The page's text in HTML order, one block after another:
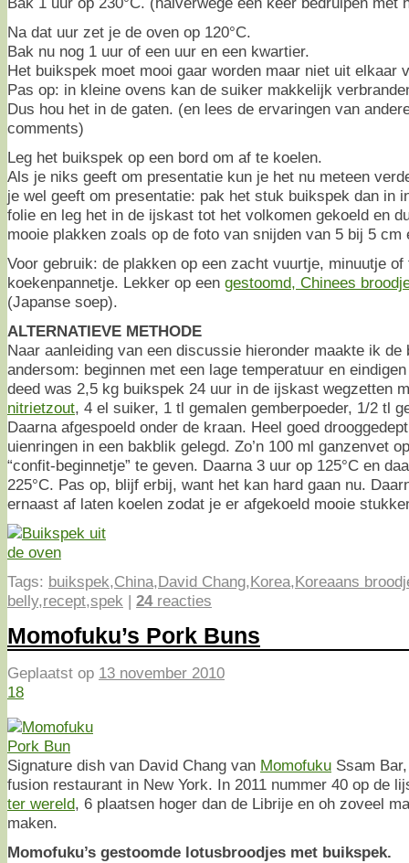
Na dat uur zet je de oven op 120°C.
Bak nu nog 1 uur of een uur en een kwartier.
Het buikspek moet mooi gaar worden maar niet uit elkaar
Pas op: in kleine ovens kan de suiker makkelijk
Dus hou het in de gaten. (en lees de ervaringen van
comments)
Leg het buikspek op een bord om af te koelen.
Als je niks geeft om presentatie kun je het nu meteen
je wel geeft om presentatie: pak het stuk buikspek dan in
folie en leg het in de ijskast tot het volkomen gekoeld en
mooie plakken zoals op de foto van snijden van 5 bij 5
Voor gebruik: de plakken op een zacht vuurtje, minuutje of
koekenpannetje. Lekker op een gestoomd, Chinees
(Japanse soep).
ALTERNATIEVE METHODE
Naar aanleiding van een discussie hieronder maakte ik de
andersom: beginnen met een lage temperatuur en
deed was 2,5 kg buikspek 24 uur in de ijskast wegzetten
nitrietzout, 4 el suiker, 1 tl gemalen gemberpoeder, 1/2 tl
Daarna afgespoeld onder de kraan. Heel goed
uienringen in een bakblik gelegd. Zo’n 100 ml ganzenvet
“confit-beginnetje” te geven. Daarna 3 uur op 125°C en
225°C. Pas op, blijf erbij, want het kan hard gaan nu.
ernaast af laten koelen zodat je er afgekoeld mooie
Tags: buikspek,China,David Chang,Korea,Koreaans
belly,recept,spek | 24reacties
Momofuku’s Pork Buns
Geplaatst op 13 november 2010
18
Signature dish van David Chang van Momofuku Ssam
fusion restaurant in New York. In 2011 nummer 40 op de
ter wereld, 6 plaatsen hoger dan de Librije en oh zoveel
maken.
Momofuku’s gestoomde lotusbroodjes met buikspek.